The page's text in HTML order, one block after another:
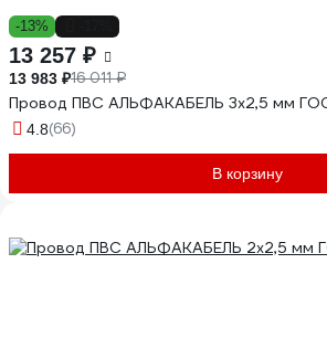
-13%
13 257 ₽
13 983 ₽16 011 ₽
Провод ПВС АЛЬФАКАБЕЛЬ 3х2,5 мм
4.8(66)
В корзину